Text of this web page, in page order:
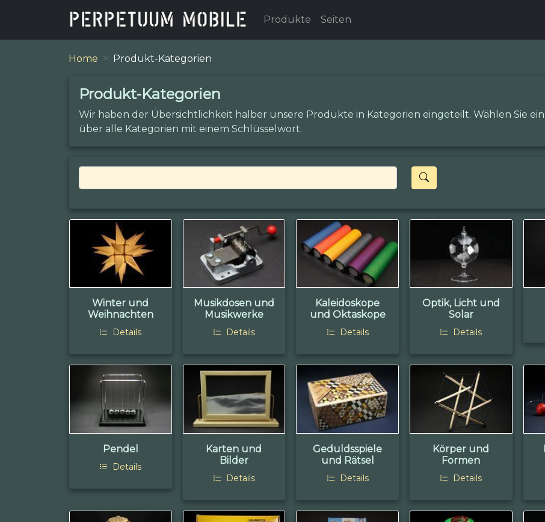
Produkte Seiten
Home Produkt-Kategorien
Produkt-Kategorien
Wir haben der Übersichtlichkeit halber unsere Produkte in Kategorien eingeteilt. Wählen Sie
über alle Kategorien mit einem Schlüsselwort.
Winter und
Weihnachten
Details
Musikdosen und
Musikwerke
Details
Kaleidoskope
und Oktaskope
Details
Optik, Licht und
Solar
Details
Pendel
Details
Karten und
Bilder
Details
Geduldsspiele
und Rätsel
Details
Körper und
Formen
Details